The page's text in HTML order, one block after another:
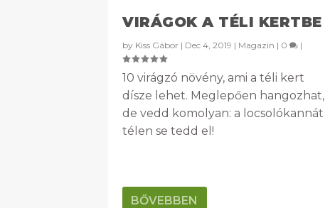
VIRÁGOK A TÉLI KERTBE
by Kiss Gábor | Dec 4, 2019 | Magazin | 0 |
10 virágzó növény, ami a téli kert
dísze lehet. Meglepően hangozhat,
de vedd komolyan: a locsolókannát
télen se tedd el!
BŐVEBBEN